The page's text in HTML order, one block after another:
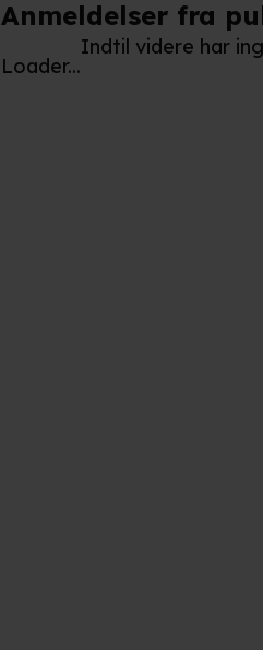
Anmeldelser fra
Loader...
Indtil videre har